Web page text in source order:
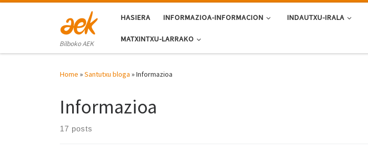
Bilboko AEK
HASIERA INFORMAZIOA-INFORMACION INDAUTXU-IRALA
MATXINTXU-LARRAKO
Home »Santutxu bloga »Informazioa
Informazioa
17 posts